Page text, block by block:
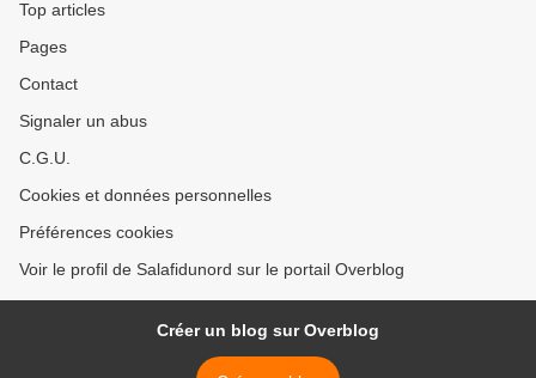
Top articles
Pages
Contact
Signaler un abus
C.G.U.
Cookies et données personnelles
Préférences cookies
Voir le profil de Salafidunord sur le portail Overblog
Créer un blog sur Overblog